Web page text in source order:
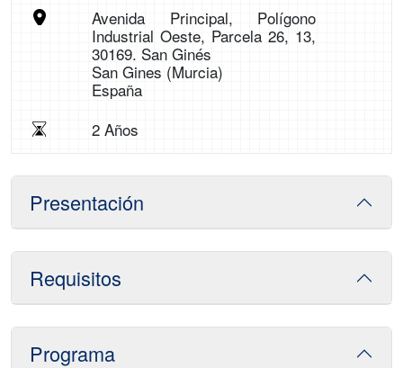
Avenida Principal, Polígono
Industrial Oeste, Parcela 26, 13,
30169. San Ginés
San Gines (Murcia)
España
2 Años
Presentación
Requisitos
Programa